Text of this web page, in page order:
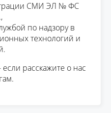
СМИ ЭЛ № ФС
по надзору в
технологий и
расскажите о нас